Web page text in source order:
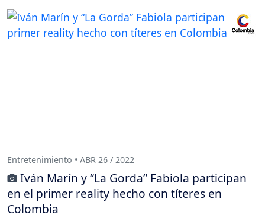
Entretenimiento • ABR 26 / 2022
Iván Marín y “La Gorda” Fabiola participan
en el primer reality hecho con títeres en
Colombia